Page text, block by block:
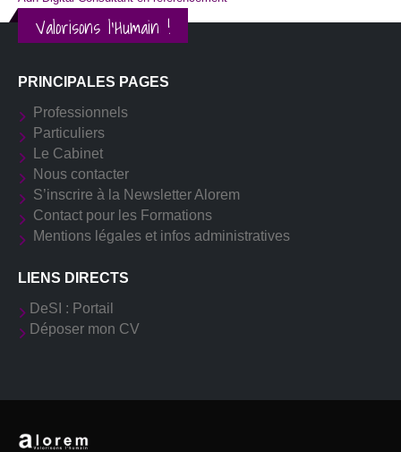
Valorisons l'Humain !
PRINCIPALES PAGES
Professionnels
Particuliers
Le Cabinet
Nous contacter
S’inscrire à la Newsletter Alorem
Contact pour les Formations
Mentions légales et infos administratives
LIENS DIRECTS
DeSI : Portail
Déposer mon CV